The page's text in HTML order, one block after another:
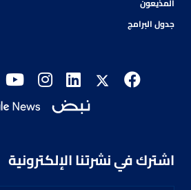
المذيعون
جدول البرامج
اشترك في نشرتنا الإلكترونية